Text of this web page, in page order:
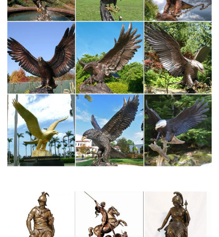
это Желтая Земляная Собака.
Символ года 2018 Собака – Мягкие игрушки – купить…
Сортировать по. умолчанию возрастанию цены убыванию
цены алфавиту А → Я алфавиту Я → А новые → старые
старые → новые.Пудель Жюли, собака символ 2018 года!
Статуэтки Собак. Символ 2018. Сувениры с собаками –
купить…
В нашем интернет-магазине можно купить самые
разнообразные сувениры с собачками – статуэтки собак,
копилки в виде собак, чашечки, чайные наборы, подставки под
чашки с изображением собак.Статуэтка Pavone "Собака в
жакете" BS-102. Символ 2018.
Статуэтки собак – купить в Москве в интернет-магазине
статуэтки собак.594 Р. Минискульптура "собака"
коллекционная длина=10…
Статуэтки символы года в Москве. Сравнить цены, купить…